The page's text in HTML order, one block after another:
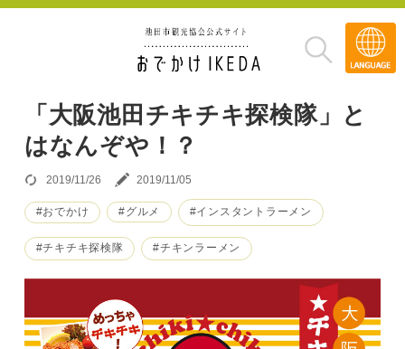
「大阪池田チキチキ探検隊」と
はなんぞや！？
2019/11/26 2019/11/05
#おでかけ #グルメ #インスタントラーメン
#チキチキ探検隊 #チキンラーメン
»